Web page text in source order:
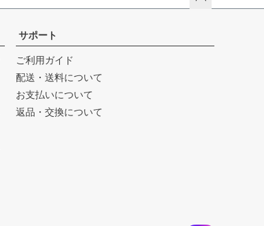
ップ
サポート
ご利用ガイド
配送・送料について
お支払いについて
返品・交換について